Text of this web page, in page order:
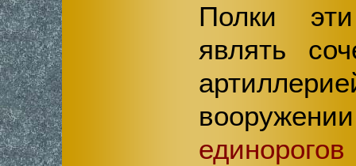
Полки
являть